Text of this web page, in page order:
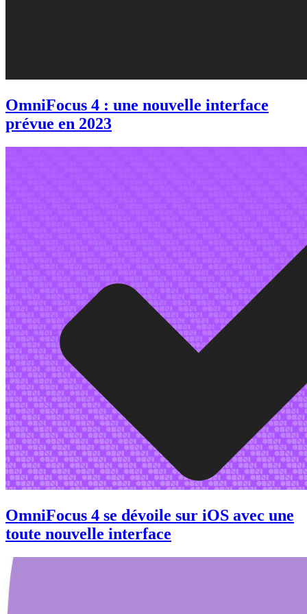
OmniFocus 4 : une nouvelle interface
prévue en 2023
OmniFocus 4 se dévoile sur iOS avec une
toute nouvelle interface